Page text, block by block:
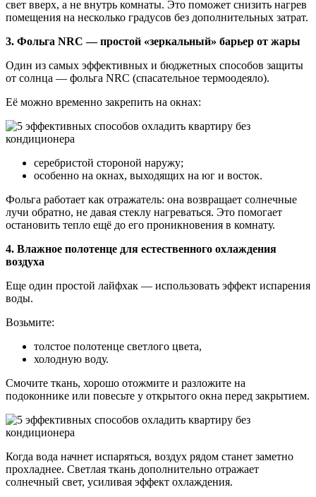
свет вверх, а не внутрь комнаты. Это поможет снизить нагрев
помещения на несколько градусов без дополнительных затрат.
3. Фольга NRC — простой «зеркальный» барьер от жары
Один из самых эффективных и бюджетных способов защиты
от солнца — фольга NRC (спасательное термоодеяло).
Её можно временно закрепить на окнах:
серебристой стороной наружу;
особенно на окнах, выходящих на юг и восток.
Фольга работает как отражатель: она возвращает солнечные
лучи обратно, не давая стеклу нагреваться. Это помогает
остановить тепло ещё до его проникновения в комнату.
4. Влажное полотенце для естественного охлаждения
воздуха
Еще один простой лайфхак — использовать эффект испарения
воды.
Возьмите:
толстое полотенце светлого цвета,
холодную воду.
Смочите ткань, хорошо отожмите и разложите на
подоконнике или повесьте у открытого окна перед закрытием.
Когда вода начнет испаряться, воздух рядом станет заметно
прохладнее. Светлая ткань дополнительно отражает
солнечный свет, усиливая эффект охлаждения.